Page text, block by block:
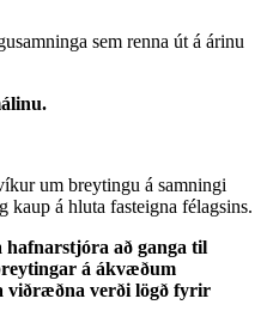
sem renna út á árinu
um breytingu á samningi
kaup á hluta fasteigna félagsins.
að ganga til
á ákvæðum
viðræðna verði lögð fyrir